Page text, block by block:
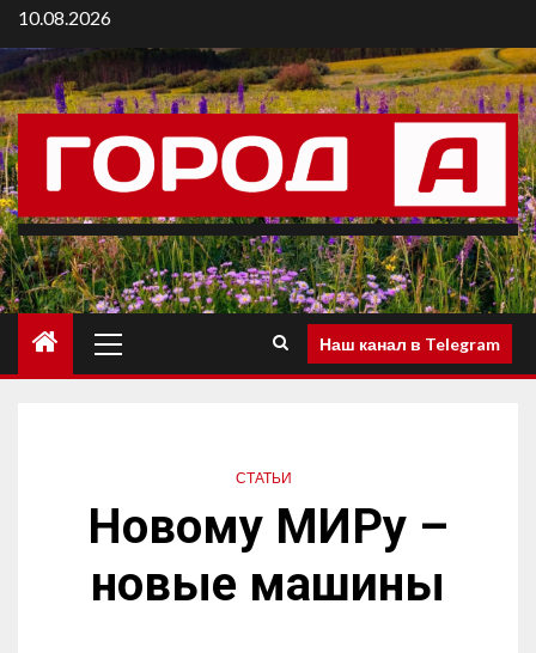
10.08.2026
Наш канал в Telegram
СТАТЬИ
Новому МИРу –
новые машины